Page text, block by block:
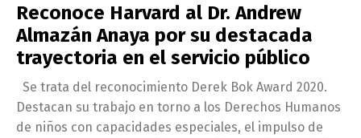
Reconoce Harvard al Dr. Andrew
Almazán Anaya por su destacada
trayectoria en el servicio público
Se trata del reconocimiento Derek Bok Award 2020.
Destacan su trabajo en torno a los Derechos Humanos
de niños con capacidades especiales, el impulso de